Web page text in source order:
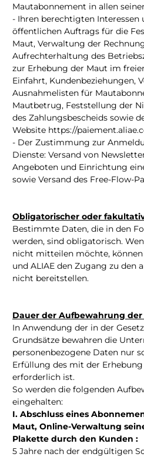
Mautabonnement in allen
- Ihren berechtigten Interessen
öffentlichen Auftrags für die
Maut, Verwaltung der
Aufrechterhaltung des
zur Erhebung der Maut im
Einfahrt, Kundenbeziehungen,
Ausnahmelisten für
Mautbetrug, Feststellung der
des Zahlungsbescheids sowie
Website https://
- Der Zustimmung zur
Dienste: Versand von
Angeboten und Einrichtung
sowie Versand des Free-Flow-
Obligatorischer oder
Bestimmte Daten, die in den
werden, sind obligatorisch.
nicht mitteilen möchte,
und ALIAE den Zugang zu den
nicht bereitstellen.
Dauer der Aufbewahrung
In Anwendung der in der
Grundsätze bewahren die
personenbezogene Daten nur
Erfüllung des mit der
erforderlich ist.
So werden die folgenden
eingehalten:
I. Abschluss eines
Maut, Online-Verwaltung
Plakette durch den Kunden :
5 Jahre nach der endgültigen